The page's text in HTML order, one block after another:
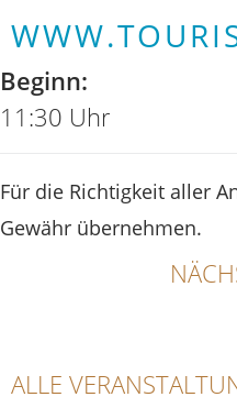
Beginn:
11:30 Uhr
Für die Richtigkeit aller
Gewähr übernehmen.
ALLE